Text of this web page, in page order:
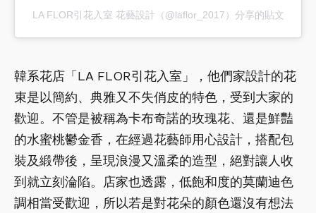
LA FLOR引花入室 花藝設計（@laflor_2017）分享的貼文
韓系花店「LA FLOR引花入室」，他們家設計的花
束是以簡約、典雅又不失俏皮的特色，受到大家的
歡迎。不管是被稱為卡布奇諾的玫瑰花、還是鮮豔
的水蜜桃鬱金香，在經過花藝師用心設計，搭配包
裝及緞帶後，呈現浪漫又溫柔的造型，絕對讓人收
到就立刻淪陷。店家也透露，低飽和度的莫蘭迪色
調相當受歡迎，所以若是對花朵的顏色還沒有想法